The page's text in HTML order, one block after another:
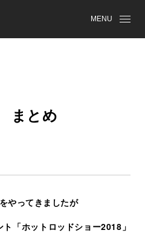
MENU
ま と め
やってきましたが
「ホットロッドショー2018」